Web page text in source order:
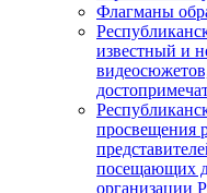
Флагманы
известный и
просвещения
посещающих
организации